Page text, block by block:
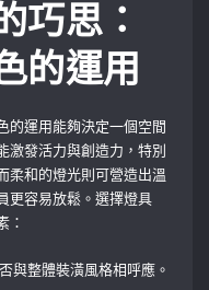
巧思：
的運用
的運用能夠決定一個空間
激發活力與創造力，特別
柔和的燈光則可營造出溫
更容易放鬆。選擇燈具
：
與整體裝潢風格相呼應。